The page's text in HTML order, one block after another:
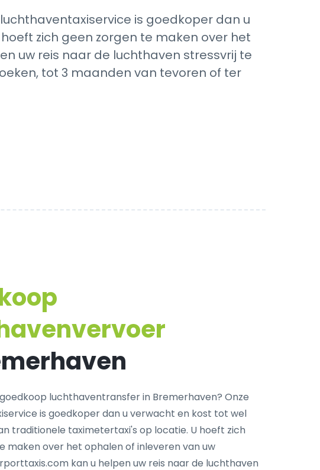
is goedkoper dan u
zich geen zorgen te maken over het
uw reis naar de luchthaven stressvrij te
tot 3 maanden van tevoren of ter
luchthaventransfer in Bremerhaven? Onze
is goedkoper dan u verwacht en kost tot wel
traditionele taximetertaxi's op locatie. U hoeft zich
maken over het ophalen of inleveren van uw
kan u helpen uw reis naar de luchthaven